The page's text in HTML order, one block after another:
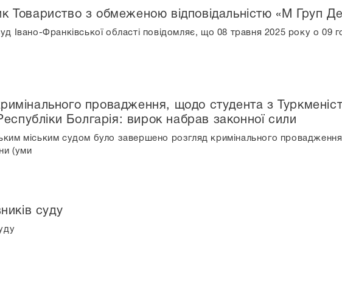
Товариство з обмеженою відповідальністю «М Груп
Івано-Франківської області повідомляє, що 08 травня 2025 року о 09
провадження, щодо студента з
Болгарія: вирок набрав законної сили
міським судом було завершено розгляд кримінального провадження
(уми
суду